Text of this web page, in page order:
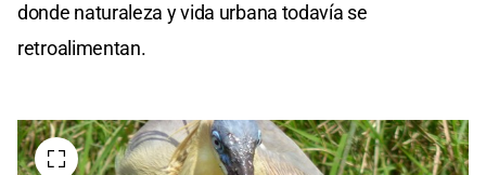
donde naturaleza y vida urbana todavía se
retroalimentan.